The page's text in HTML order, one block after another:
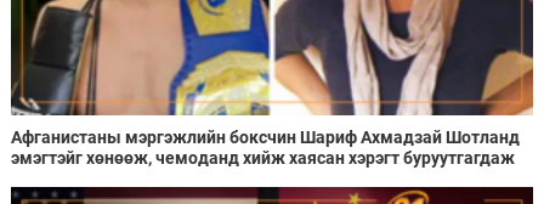
Афганистаны мэргэжлийн боксчин Шариф Ахмадзай Шотланд
эмэгтэйг хөнөөж, чемоданд хийж хаясан хэрэгт буруутгагдаж